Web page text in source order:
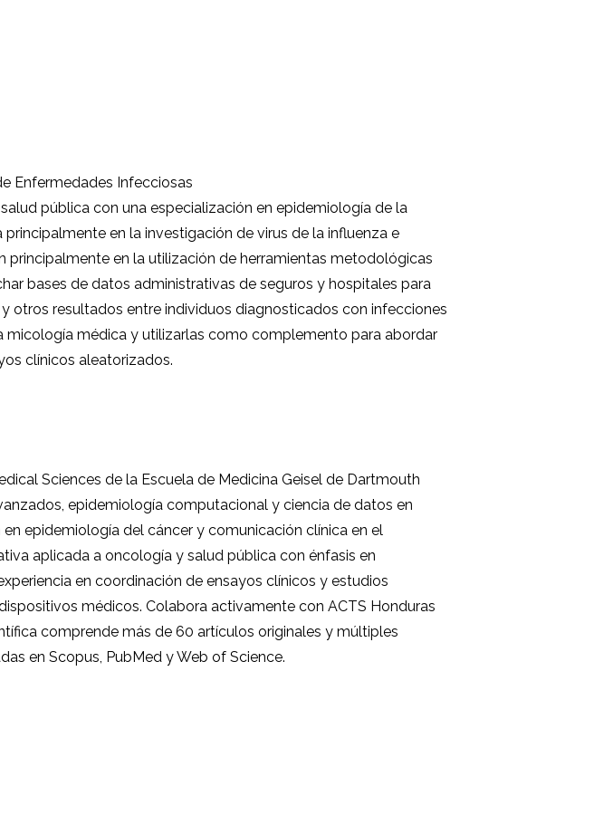
Enfermedades Infecciosas
pública con una especialización en epidemiología de la
en la investigación de virus de la influenza e
principalmente en la utilización de herramientas metodológicas
bases de datos administrativas de seguros y hospitales para
otros resultados entre individuos diagnosticados con infecciones
micología médica y utilizarlas como complemento para abordar
clínicos aleatorizados.
Sciences de la Escuela de Medicina Geisel de Dartmouth
epidemiología computacional y ciencia de datos en
epidemiología del cáncer y comunicación clínica en el
aplicada a oncología y salud pública con énfasis en
en coordinación de ensayos clínicos y estudios
médicos. Colabora activamente con ACTS Honduras
comprende más de 60 artículos originales y múltiples
en Scopus, PubMed y Web of Science.